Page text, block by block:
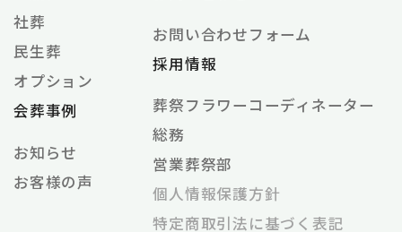
社葬
民生葬
オプション
会葬事例
お知らせ
お客様の声
お問い合わせフォーム
採用情報
葬祭フラワーコーディネーター
総務
営業葬祭部
個⼈情報保護⽅針
特定商取引法に基づく表記